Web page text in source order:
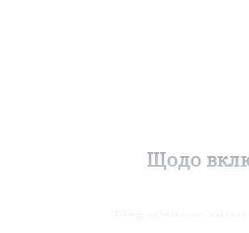
Щодо